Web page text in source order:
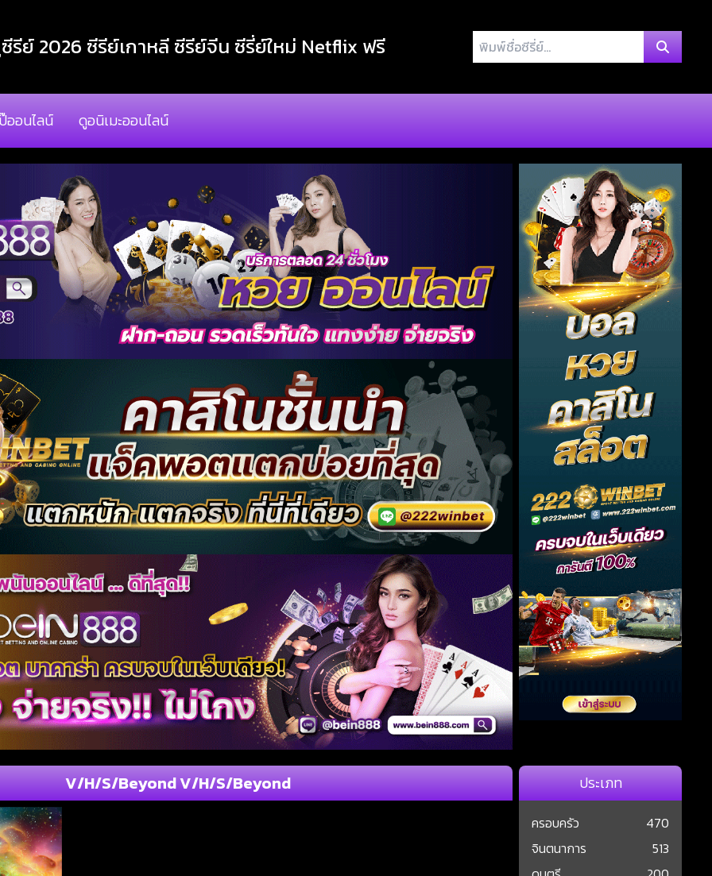
รีย์ 2026 ซีรีย์เกาหลี ซีรีย์จีน ซีรี่ย์ใหม่ Netflix ฟรี
พิมพ์
ชื่อ
รี่
ออนไลน์ ดูอนิเมะออนไลน์
V/H/S/Beyond V/H/S/Beyond ประเภท
ครอบครัว
470
จินตนาการ
513